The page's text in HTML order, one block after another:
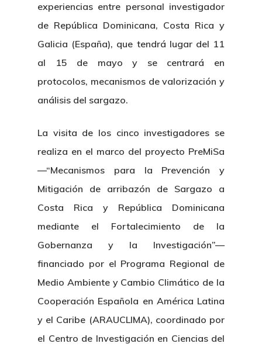
experiencias entre personal investigador
de República Dominicana, Costa Rica y
Galicia (España), que tendrá lugar del 11
al 15 de mayo y se centrará en
protocolos, mecanismos de valorización y
análisis del sargazo.
La visita de los cinco investigadores se
realiza en el marco del proyecto PreMiSa
—“Mecanismos para la Prevención y
Mitigación de arribazón de Sargazo a
Costa Rica y República Dominicana
mediante el Fortalecimiento de la
Gobernanza y la Investigación”—
financiado por el Programa Regional de
Medio Ambiente y Cambio Climático de la
Cooperación Española en América Latina
y el Caribe (ARAUCLIMA), coordinado por
el Centro de Investigación en Ciencias del